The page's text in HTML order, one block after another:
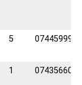
5 0744599912
1 0743566066